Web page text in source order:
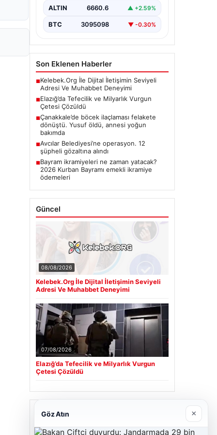
ALTIN 6660.6 ▲ +2.59%
BTC 3095098 ▼ -0.30%
Son Eklenen Haberler
■Kelebek.Org İle Dijital İletişimin Seviyeli
Adresi Ve Muhabbet Deneyimi
■Elazığ’da Tefecilik ve Milyarlık Vurgun
Çetesi Çözüldü
■Çanakkale’de böcek ilaçlaması felakete
dönüştü. Yusuf öldü, annesi yoğun
bakımda
■Avcılar Belediyesi’ne operasyon. 12
şüpheli gözaltına alındı
■Bayram ikramiyeleri ne zaman yatacak?
2026 Kurban Bayramı emekli ikramiye
ödemeleri
Güncel
08/08/2026
Kelebek.Org İle Dijital İletişimin Seviyeli
Adresi Ve Muhabbet Deneyimi
07/08/2026
Elazığ’da Tefecilik ve Milyarlık Vurgun
Çetesi Çözüldü
Son Eklenen Firmalar
Göz Atın ×